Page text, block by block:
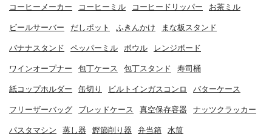
コーヒーメーカー コーヒーミル コーヒードリッパー お茶ミル
ビールサーバー だしポット ふきんかけ まな板スタンド
バナナスタンド ペッパーミル ボウル レンジボード
ワインオープナー 包丁ケース 包丁スタンド 寿司桶
紙コップホルダー 缶切り ビルトインガスコンロ バターケース
フリーザーバッグ ブレッドケース 真空保存容器 ナッツクラッカー
パスタマシン 蒸し器 鰹節削り器 弁当箱 水筒